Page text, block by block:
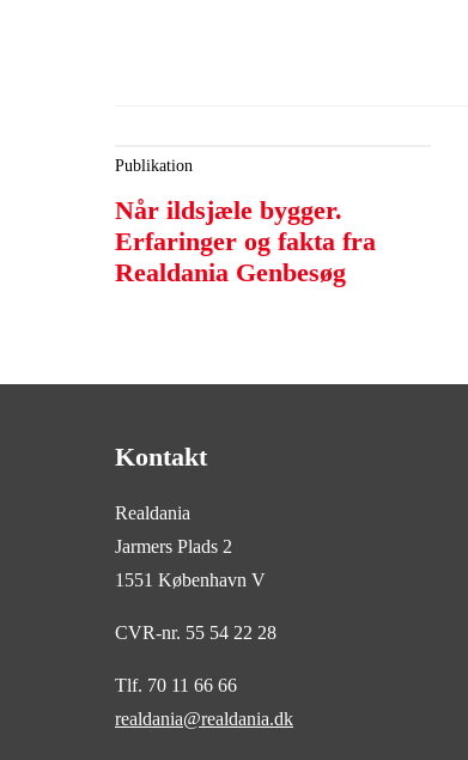
Publikation
Når ildsjæle bygger.
Erfaringer og fakta fra
Realdania Genbesøg
Kontakt
Realdania
Jarmers Plads 2
1551 København V
CVR-nr. 55 54 22 28
Tlf. 70 11 66 66
realdania@realdania.dk